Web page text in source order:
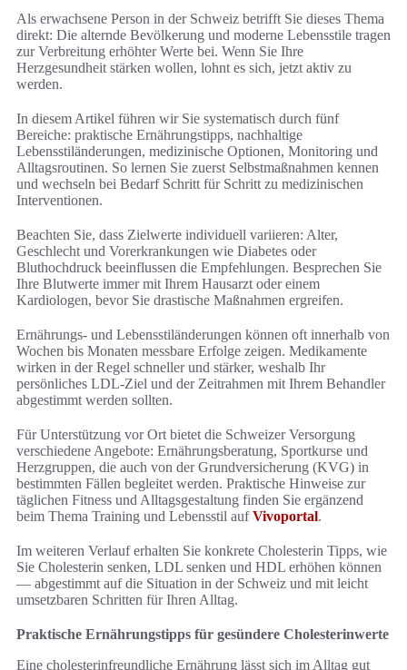
Als erwachsene Person in der Schweiz betrifft Sie dieses Thema
direkt: Die alternde Bevölkerung und moderne Lebensstile tragen
zur Verbreitung erhöhter Werte bei. Wenn Sie Ihre
Herzgesundheit stärken wollen, lohnt es sich, jetzt aktiv zu
werden.
In diesem Artikel führen wir Sie systematisch durch fünf
Bereiche: praktische Ernährungstipps, nachhaltige
Lebensstiländerungen, medizinische Optionen, Monitoring und
Alltagsroutinen. So lernen Sie zuerst Selbstmaßnahmen kennen
und wechseln bei Bedarf Schritt für Schritt zu medizinischen
Interventionen.
Beachten Sie, dass Zielwerte individuell variieren: Alter,
Geschlecht und Vorerkrankungen wie Diabetes oder
Bluthochdruck beeinflussen die Empfehlungen. Besprechen Sie
Ihre Blutwerte immer mit Ihrem Hausarzt oder einem
Kardiologen, bevor Sie drastische Maßnahmen ergreifen.
Ernährungs- und Lebensstiländerungen können oft innerhalb von
Wochen bis Monaten messbare Erfolge zeigen. Medikamente
wirken in der Regel schneller und stärker, weshalb Ihr
persönliches LDL‑Ziel und der Zeitrahmen mit Ihrem Behandler
abgestimmt werden sollten.
Für Unterstützung vor Ort bietet die Schweizer Versorgung
verschiedene Angebote: Ernährungsberatung, Sportkurse und
Herzgruppen, die auch von der Grundversicherung (KVG) in
bestimmten Fällen begleitet werden. Praktische Hinweise zur
täglichen Fitness und Alltagsgestaltung finden Sie ergänzend
beim Thema Training und Lebensstil aufVivoportal.
Im weiteren Verlauf erhalten Sie konkrete Cholesterin Tipps, wie
Sie Cholesterin senken, LDL senken und HDL erhöhen können
— abgestimmt auf die Situation in der Schweiz und mit leicht
umsetzbaren Schritten für Ihren Alltag.
Praktische Ernährungstipps für gesündere Cholesterinwerte
Eine cholesterinfreundliche Ernährung lässt sich im Alltag gut